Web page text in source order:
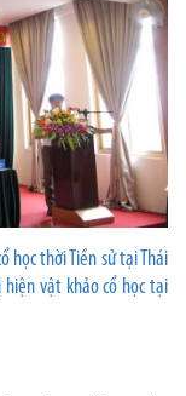
học thời Tiền sử tại Thái
vật khảo cổ học tại